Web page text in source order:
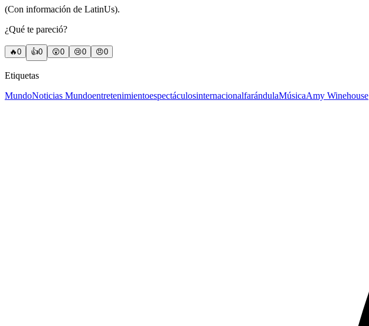
(Con información de LatinUs).
¿Qué te pareció?
🔥0 👍0 😲0 😢0 😠0
Etiquetas
MundoNoticias MundoentretenimientoespectáculosinternacionalfarándulaMúsicaAmy Winehouse